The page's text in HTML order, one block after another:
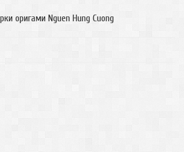
оригами Nguen Hung Cuong